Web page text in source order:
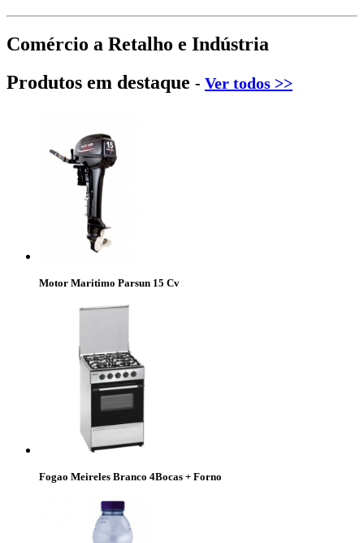
Comércio a Retalho e Indústria
Produtos em destaque - Ver todos >>
Motor Maritimo Parsun 15 Cv
Fogao Meireles Branco 4Bocas + Forno